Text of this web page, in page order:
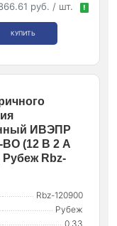
руб. / шт. !
КУПИТЬ
ИВЭПР
ВО (12 В 2 А
Рубеж Rbz-
Rbz-120900
Рубеж
0.33